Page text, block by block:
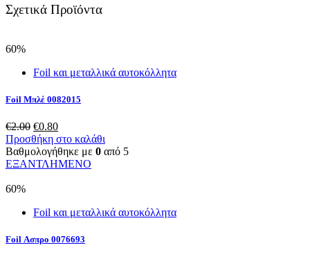
Σχετικά Προϊόντα
60%
Foil και μεταλλικά αυτοκόλλητα
Foil Μπλέ 0082015
€2.00 Original
price
was:
€2.00.
€0.80Η
τρέχουσα
τιμή
είναι:
Προσθήκη στο καλάθι
Βαθμολογήθηκε με 0 από 5
ΕΞΑΝΤΛΗΜΕΝΟ
60%
Foil και μεταλλικά αυτοκόλλητα
Foil Ασπρο 0076693